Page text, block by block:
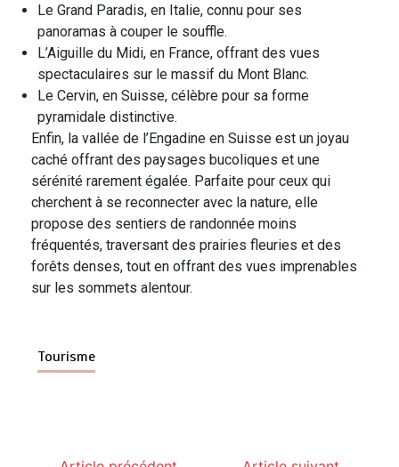
Le Grand Paradis, en Italie, connu pour ses
panoramas à couper le souffle.
L’Aiguille du Midi, en France, offrant des vues
spectaculaires sur le massif du Mont Blanc.
Le Cervin, en Suisse, célèbre pour sa forme
pyramidale distinctive.
Enfin, la vallée de l’Engadine en Suisse est un joyau
caché offrant des paysages bucoliques et une
sérénité rarement égalée. Parfaite pour ceux qui
cherchent à se reconnecter avec la nature, elle
propose des sentiers de randonnée moins
fréquentés, traversant des prairies fleuries et des
forêts denses, tout en offrant des vues imprenables
sur les sommets alentour.
Tourisme